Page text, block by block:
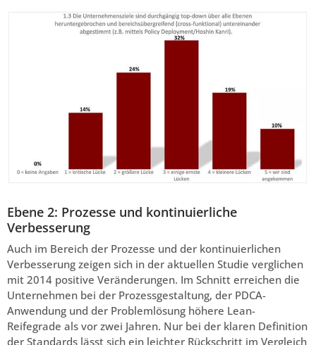
Ebene 2: Prozesse und kontinuierliche
Verbesserung
Auch im Bereich der Prozesse und der kontinuierlichen
Verbesserung zeigen sich in der aktuellen Studie verglichen
mit 2014 positive Veränderungen. Im Schnitt erreichen die
Unternehmen bei der Prozessgestaltung, der PDCA-
Anwendung und der Problemlösung höhere Lean-
Reifegrade als vor zwei Jahren. Nur bei der klaren Definition
der Standards lässt sich ein leichter Rückschritt im Vergleich